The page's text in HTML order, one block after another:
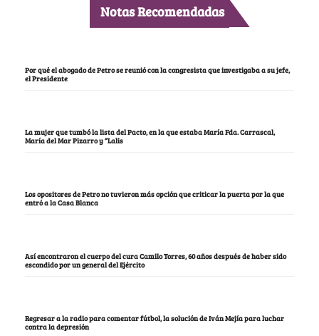
Notas Recomendadas
Por qué el abogado de Petro se reunió con la congresista que investigaba a su jefe,
el Presidente
La mujer que tumbó la lista del Pacto, en la que estaba María Fda. Carrascal,
María del Mar Pizarro y “Lalis
Los opositores de Petro no tuvieron más opción que criticar la puerta por la que
entró a la Casa Blanca
Así encontraron el cuerpo del cura Camilo Torres, 60 años después de haber sido
escondido por un general del Ejército
Regresar a la radio para comentar fútbol, la solución de Iván Mejía para luchar
contra la depresión